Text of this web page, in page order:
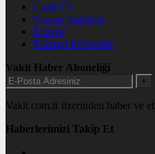
Canlı TV
Namaz Vakitleri
Eczane
Nöbetçi Eczaneler
Vakit Haber Aboneliği
+
Vakit.com.tr üzerinden haber ve
Haberlerimizi Takip Et